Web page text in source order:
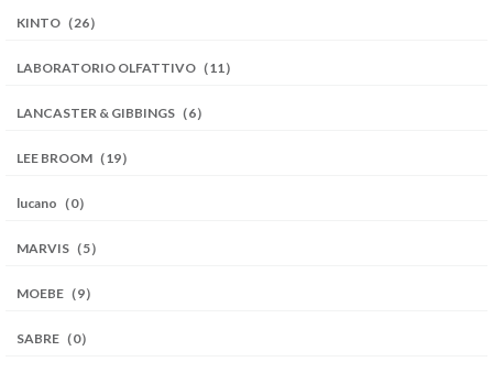
KINTO（26）
LABORATORIO OLFATTIVO（11）
LANCASTER & GIBBINGS（6）
LEE BROOM（19）
lucano（0）
MARVIS（5）
MOEBE（9）
SABRE（0）